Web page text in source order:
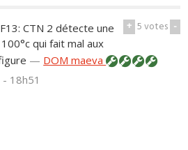
+ 5votes -
CTN 2 détecte une
qui fait mal aux
— DOM maeva
18h51